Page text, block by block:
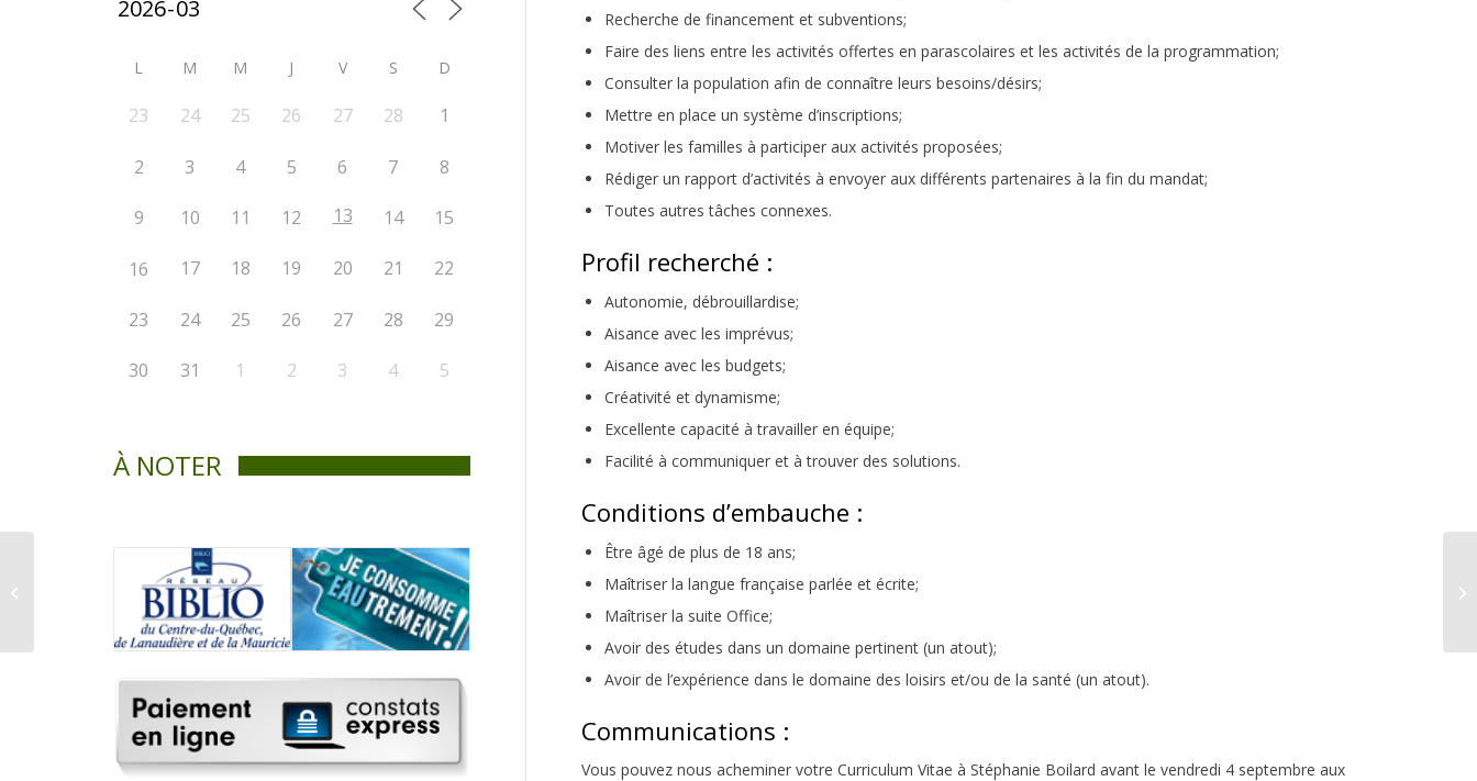
Recherche de financement et subventions;
Faire des liens entre les activités offertes en parascolaires et les activités de la programmation;
Consulter la population afin de connaître leurs besoins/désirs;
Mettre en place un système d’inscriptions;
Motiver les familles à participer aux activités proposées;
Rédiger un rapport d’activités à envoyer aux différents partenaires à la fin du mandat;
Toutes autres tâches connexes.
Profil recherché :
Autonomie, débrouillardise;
Aisance avec les imprévus;
Aisance avec les budgets;
Créativité et dynamisme;
Excellente capacité à travailler en équipe;
Facilité à communiquer et à trouver des solutions.
Conditions d’embauche :
Être âgé de plus de 18 ans;
Maîtriser la langue française parlée et écrite;
Maîtriser la suite Office;
Avoir des études dans un domaine pertinent (un atout);
Avoir de l’expérience dans le domaine des loisirs et/ou de la santé (un atout).
Communications :
Vous pouvez nous acheminer votre Curriculum Vitae à Stéphanie Boilard avant le vendredi 4 septembre aux
L M M J V S D
23 24 25 26 27 28 1
2 3 4 5 6 7 8
9 10 11 12 13 14 15
16 17 18 19 20 21 22
23 24 25 26 27 28 29
30 31 1 2 3 4 5
À NOTER
Sentier pédestre Mont
Marcil samedi le 5